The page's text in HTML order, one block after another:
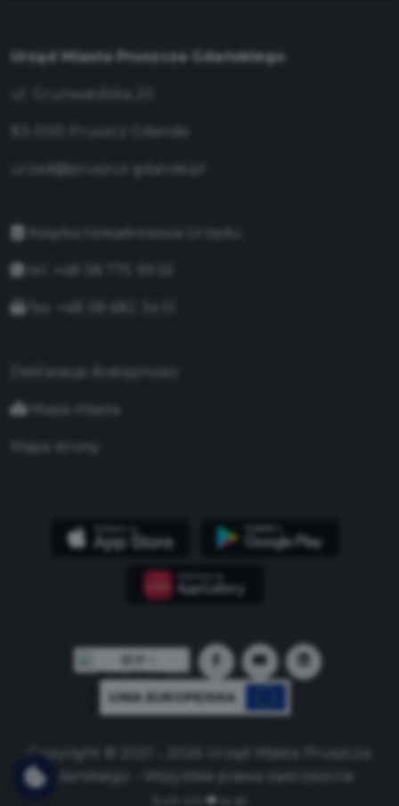
Urząd Miasta Pruszcza Gdańskiego
urzad@pruszcz-gdanski.pl
Książka teleadresowa Urzędu
Deklaracja dostępności
Mapa miasta
Mapa strony
UNIA EUROPEJSKA
Copyright © 2021 - 2026 Urząd Miasta Pruszcza
Gdańskiego - Wszystkie prawa zastrzeżone